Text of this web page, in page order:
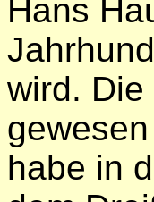
Hans
wird.
habe in